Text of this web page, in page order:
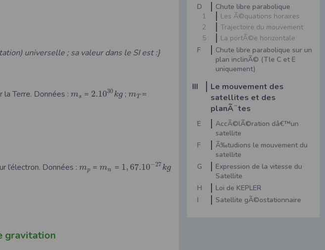
universelle ; sa valeur dans le SI est :}
Terre. Données : ms = 2.1030 kg ;mT =
l’électron. Données : mp =mn = 1, 67.10−27 kg
gravitation
D
Chute libre parabolique
1
Les Ã©quations horaires
2
Trajectoire du mouvement
5
La portÃ©e horizontale
F
Chute libre parabolique sur un
plan inclinÃ© (Tle C et E
uniquement)
III
Le mouvement des
satellites et des
planÃ¨tes
E
AccÃ©lÃ©ration dâ€™un
satellite
F
Ã‰tudions le mouvement du
satellite
G
Expression de la vitesse du
Satellite
H
Loi de KEPLER
I
Satellite gÃ©ostationnaire